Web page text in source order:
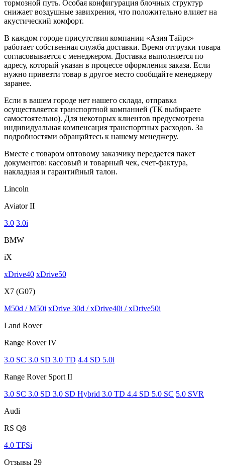
тормозной путь. Особая конфигурация блочных структур
снижает воздушные завихрения, что положительно влияет на
акустический комфорт.
В каждом городе присутствия компании «Азия Тайрс»
работает собственная служба доставки. Время отгрузки товара
согласовывается с менеджером. Доставка выполняется по
адресу, который указан в процессе оформления заказа. Если
нужно привезти товар в другое место сообщайте менеджеру
заранее.
Если в вашем городе нет нашего склада, отправка
осуществляется транспортной компанией (ТК выбираете
самостоятельно). Для некоторых клиентов предусмотрена
индивидуальная компенсация транспортных расходов. За
подробностями обращайтесь к нашему менеджеру.
Вместе с товаром оптовому заказчику передается пакет
документов: кассовый и товарный чек, счет-фактура,
накладная и гарантийный талон.
Lincoln
Aviator II
3.0 3.0i
BMW
iX
xDrive40 xDrive50
X7 (G07)
M50d / M50i xDrive 30d / xDrive40i / xDrive50i
Land Rover
Range Rover IV
3.0 SC 3.0 SD 3.0 TD 4.4 SD 5.0i
Range Rover Sport II
3.0 SC 3.0 SD 3.0 SD Hybrid 3.0 TD 4.4 SD 5.0 SC 5.0 SVR
Audi
RS Q8
4.0 TFSi
Отзывы 29